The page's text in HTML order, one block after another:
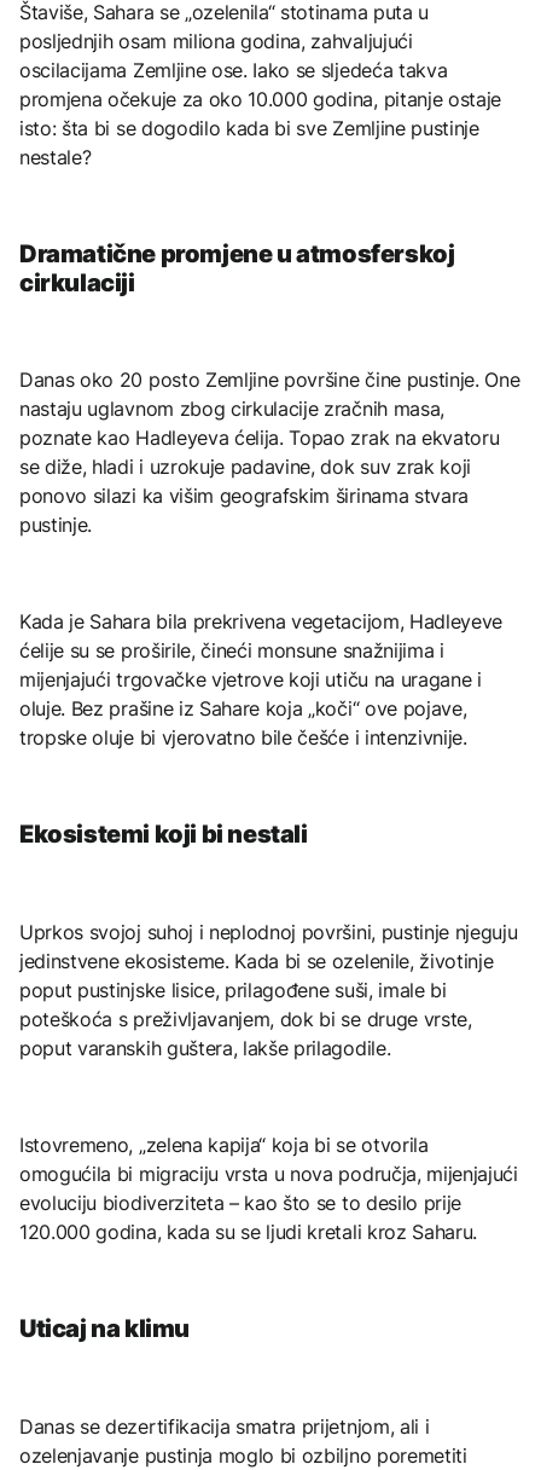
Štaviše, Sahara se „ozelenila“ stotinama puta u
posljednjih osam miliona godina, zahvaljujući
oscilacijama Zemljine ose. Iako se sljedeća takva
promjena očekuje za oko 10.000 godina, pitanje ostaje
isto: šta bi se dogodilo kada bi sve Zemljine pustinje
nestale?
Dramatične promjene u atmosferskoj
cirkulaciji
Danas oko 20 posto Zemljine površine čine pustinje. One
nastaju uglavnom zbog cirkulacije zračnih masa,
poznate kao Hadleyeva ćelija. Topao zrak na ekvatoru
se diže, hladi i uzrokuje padavine, dok suv zrak koji
ponovo silazi ka višim geografskim širinama stvara
pustinje.
Kada je Sahara bila prekrivena vegetacijom, Hadleyeve
ćelije su se proširile, čineći monsune snažnijima i
mijenjajući trgovačke vjetrove koji utiču na uragane i
oluje. Bez prašine iz Sahare koja „koči“ ove pojave,
tropske oluje bi vjerovatno bile češće i intenzivnije.
Ekosistemi koji bi nestali
Uprkos svojoj suhoj i neplodnoj površini, pustinje njeguju
jedinstvene ekosisteme. Kada bi se ozelenile, životinje
poput pustinjske lisice, prilagođene suši, imale bi
poteškoća s preživljavanjem, dok bi se druge vrste,
poput varanskih guštera, lakše prilagodile.
Istovremeno, „zelena kapija“ koja bi se otvorila
omogućila bi migraciju vrsta u nova područja, mijenjajući
evoluciju biodiverziteta – kao što se to desilo prije
120.000 godina, kada su se ljudi kretali kroz Saharu.
Uticaj na klimu
Danas se dezertifikacija smatra prijetnjom, ali i
ozelenjavanje pustinja moglo bi ozbiljno poremetiti